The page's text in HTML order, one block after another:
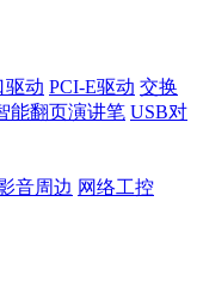
驱动 PCI-E驱动 交换
能翻页演讲笔 USB对
音周边 网络工控